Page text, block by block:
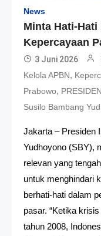
News
Minta Hati-Hati
Kepercayaan
3 Juni 2026
Kelola APBN,
Prabowo, PRESIDEN
Susilo Bambang
Jakarta – Presiden
Yudhoyono (SBY),
relevan yang
untuk menghindari
berhati-hati dalam
pasar. “Ketika
tahun 2008,